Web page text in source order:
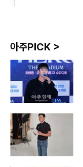
아주PICK >